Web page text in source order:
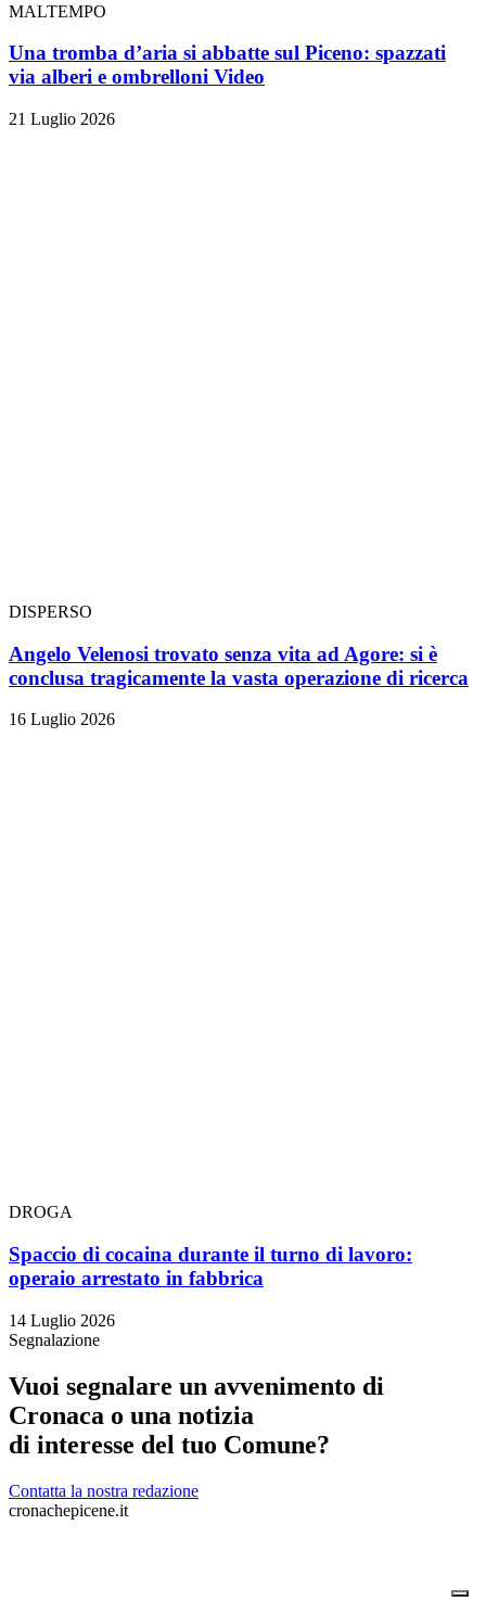
MALTEMPO
Una tromba d’aria si abbatte sul Piceno: spazzati
via alberi e ombrelloni Video
21 Luglio 2026
DISPERSO
Angelo Velenosi trovato senza vita ad Agore: si è
conclusa tragicamente la vasta operazione di ricerca
16 Luglio 2026
DROGA
Spaccio di cocaina durante il turno di lavoro:
operaio arrestato in fabbrica
14 Luglio 2026
Segnalazione
Vuoi segnalare un avvenimento di
Cronaca o una notizia
di interesse del tuo Comune?
Contatta la nostra redazione
cronachepicene.it